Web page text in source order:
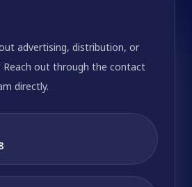
advertising, distribution, or
Reach out through the contact
directly.